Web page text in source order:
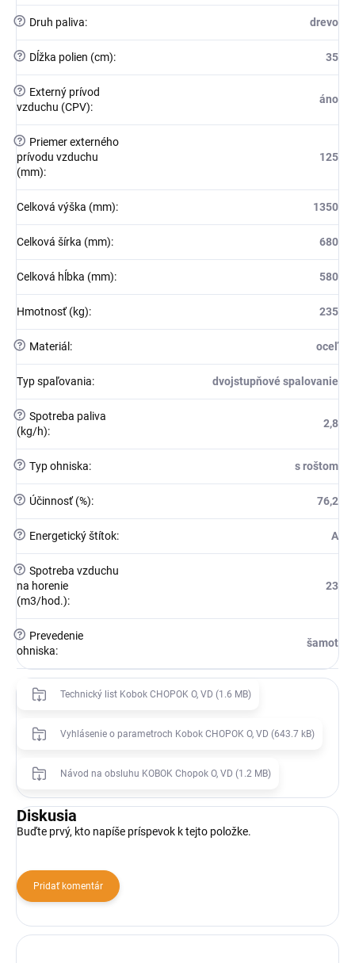
? Druh paliva: drevo
? Dĺžka polien (cm): 35
?
Externý prívod
vzduchu (CPV):
áno
?
Priemer externého
prívodu vzduchu
(mm):
125
Celková výška (mm): 1350
Celková šírka (mm): 680
Celková hĺbka (mm): 580
Hmotnosť (kg): 235
? Materiál : oceľ
Typ spaľovania: dvojstupňové spalovanie
? Spotreba paliva
(kg/h):
2,8
? Typ ohniska: s roštom
? Účinnosť (%): 76,2
? Energetický štítok: A
? Spotreba vzduchu
na horenie
(m3/hod.):
23
?
Prevedenie
ohniska:
šamot
Technický list Kobok CHOPOK O, VD (1.6 MB)
Vyhlásenie o parametroch Kobok CHOPOK O, VD (643.7 kB)
Návod na obsluhu KOBOK Chopok O, VD (1.2 MB)
Diskusia
Buďte prvý, kto napíše príspevok k tejto položke.
Pridať komentár